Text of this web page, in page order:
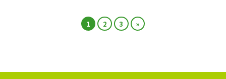
1 2 3 »